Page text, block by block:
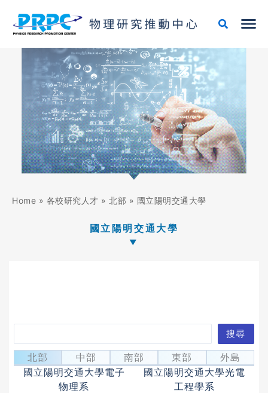
Home » 各校研究人才 » 北部 » 國立陽明交通大學
國立陽明交通大學
仲崇厚
Chung, Chung-Hou
國立陽明交通大學電子
物理系
安惠榮
Ahn, Hyeyoung
國立陽明交通大學光電
工程學系
尋
搜尋
北部 中部 南部 東部 外島